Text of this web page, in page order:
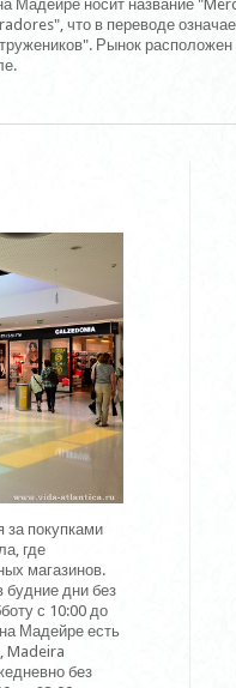
Мадейре носит название
что в переводе
Рынок расположен
за покупками
где
магазинов.
будние дни без
с 10:00 до
Мадейре есть
Madeira
без